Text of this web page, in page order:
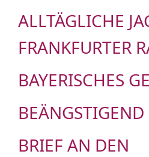
ALLTÄGLICHE
FRANKFURTER
BAYERISCHES
BEÄNGSTIGEND
BRIEF AN DEN